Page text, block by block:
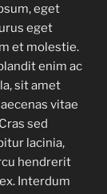
eget
eget
et molestie.
enim ac
sit amet
vitae
sed
lacinia,
hendrerit
Interdum